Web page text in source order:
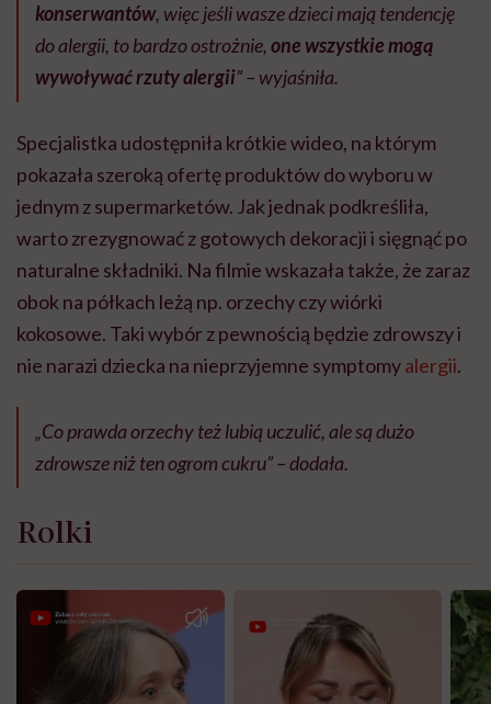
konserwantów, więc jeśli wasze dzieci mają tendencję
do alergii, to bardzo ostrożnie,one wszystkie mogą
wywoływać rzuty alergii” – wyjaśniła.
Specjalistka udostępniła krótkie wideo, na którym
pokazała szeroką ofertę produktów do wyboru w
jednym z supermarketów. Jak jednak podkreśliła,
warto zrezygnować z gotowych dekoracji i sięgnąć po
naturalne składniki. Na filmie wskazała także, że zaraz
obok na półkach leżą np. orzechy czy wiórki
kokosowe. Taki wybór z pewnością będzie zdrowszy i
nie narazi dziecka na nieprzyjemne symptomyalergii.
„Co prawda orzechy też lubią uczulić, ale są dużo
zdrowsze niż ten ogrom cukru” – dodała.
Rolki